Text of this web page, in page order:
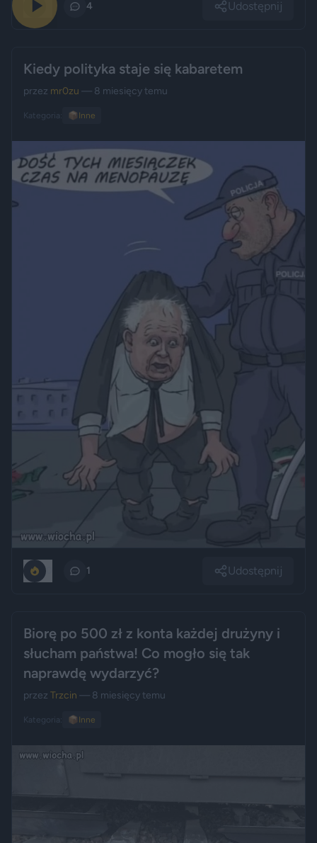
4 Udostępnij
Kiedy polityka staje się kabaretem
przez mr0zu — 8 miesięcy temu
Kategoria: 📦 Inne
1 Udostępnij
Biorę po 500 zł z konta każdej drużyny i
słucham państwa! Co mogło się tak
naprawdę wydarzyć?
przez Trzcin — 8 miesięcy temu
Kategoria: 📦 Inne